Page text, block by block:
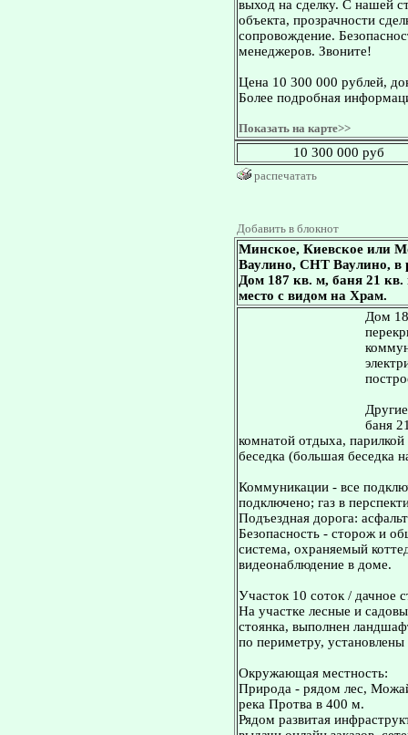
выход на сделку. С нашей
объекта, прозрачности
сопровождение.
менеджеров. Звоните!
Цена 10 300 000 рублей,
Более подробная
Показать на карте>>
10 300 000 руб
распечатать
Добавить в блокнот
Минское, Киевское или
Ваулино, СНТ Ваулино, в
Дом 187 кв. м, баня 21 кв.
место с видом на Храм.
Дом
баня
комнатой отдыха,
беседка (большая беседка
Коммуникации - все
подключено; газ в
Подъездная дорога:
Безопасность - сторож и
система, охраняемый
видеонаблюдение в доме.
Участок 10 соток / дачное
На участке лесные и
стоянка, выполнен
по периметру, установлены
Окружающая местность:
Природа - рядом лес,
река Протва в 400 м.
Рядом развитая